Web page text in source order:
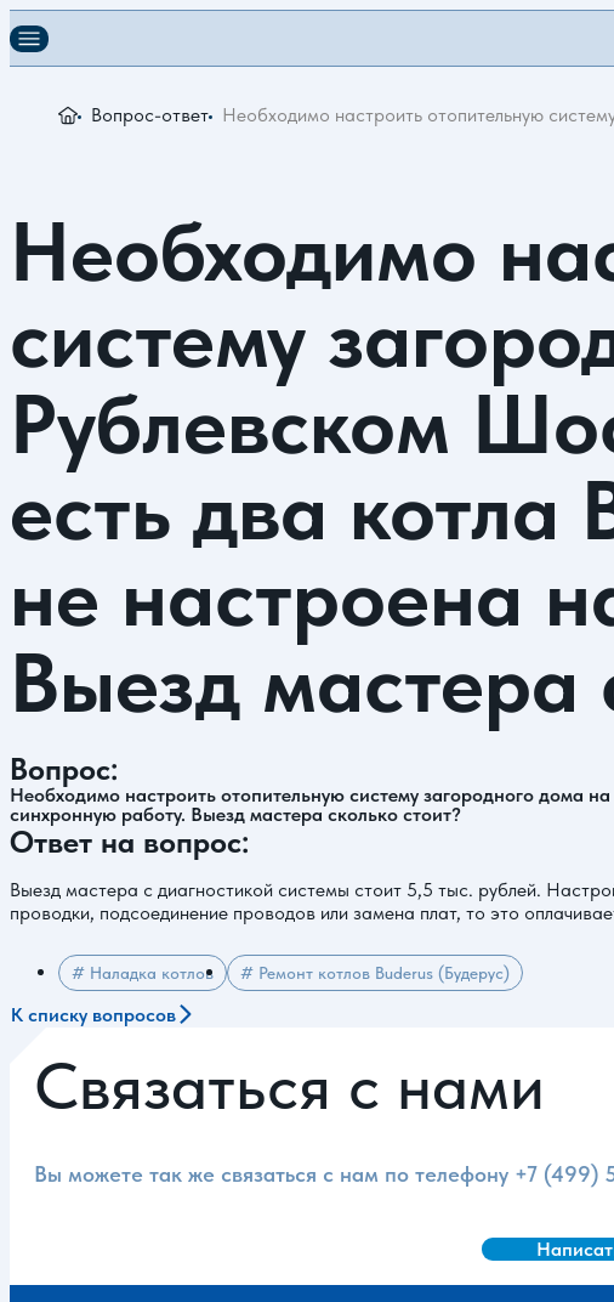
Вопрос-ответ Необходимо настроить отопительную
Необходимо
систему
Рублевском
есть два котла
не настроена
Выезд мастера
Вопрос:
Необходимо настроить отопительную систему загородного дома
синхронную работу. Выезд мастера сколько стоит?
Ответ на вопрос:
Выезд мастера с диагностикой системы стоит 5,5 тыс. рублей.
проводки, подсоединение проводов или замена плат, то это
# Наладка котлов # Ремонт котлов Buderus (Будерус)
К списку вопросов
Связаться с нами
Вы можете так же связаться с нам по телефону +7 (499)